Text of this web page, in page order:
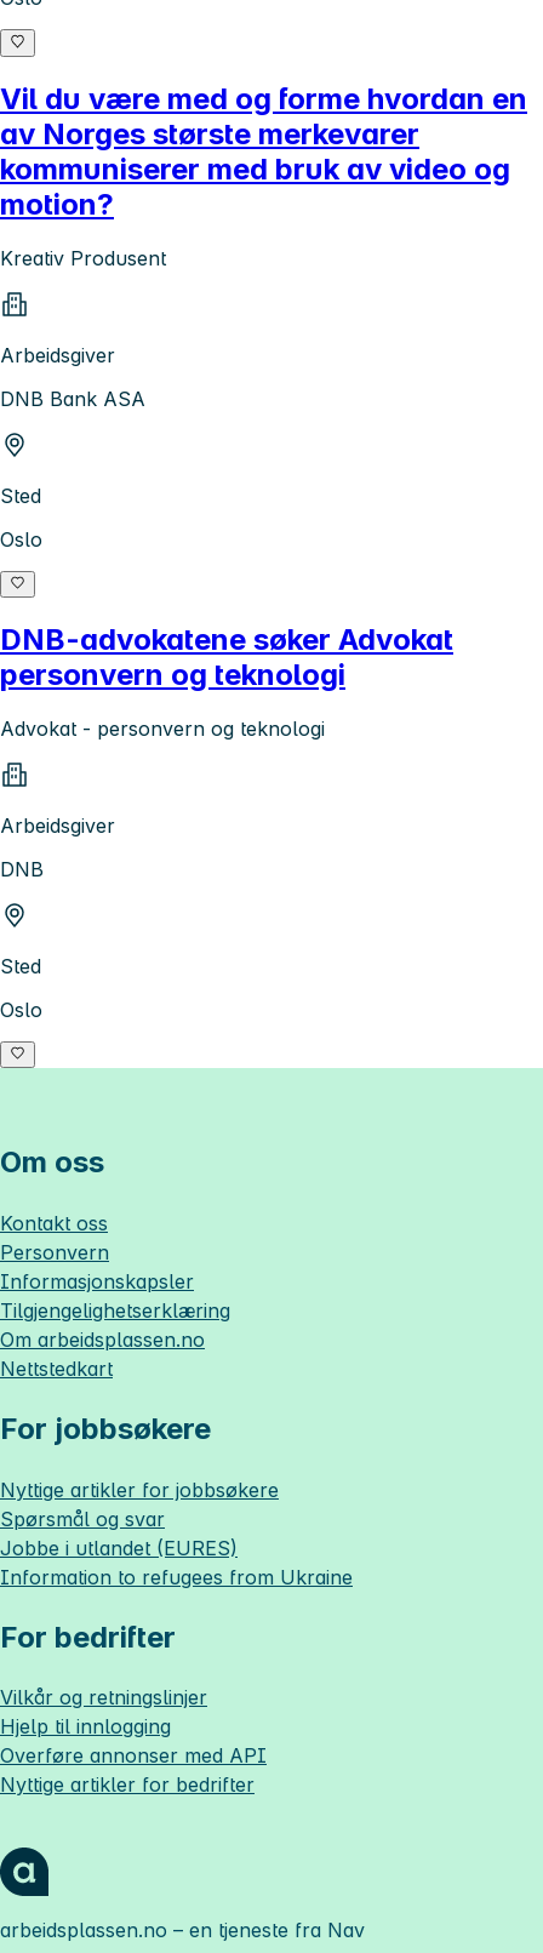
Vil du være med og forme hvordan en
av Norges største merkevarer
kommuniserer med bruk av video og
motion?
Kreativ Produsent
Arbeidsgiver
DNB Bank ASA
Sted
Oslo
DNB-advokatene søker Advokat
personvern og teknologi
Advokat - personvern og teknologi
Arbeidsgiver
DNB
Sted
Oslo
Om oss
Kontakt oss
Personvern
Informasjonskapsler
Tilgjengelighetserklæring
Om arbeidsplassen.no
Nettstedkart
For jobbsøkere
Nyttige artikler for jobbsøkere
Spørsmål og svar
Jobbe i utlandet (EURES)
Information to refugees from Ukraine
For bedrifter
Vilkår og retningslinjer
Hjelp til innlogging
Overføre annonser med API
Nyttige artikler for bedrifter
arbeidsplassen.no – en tjeneste fra Nav